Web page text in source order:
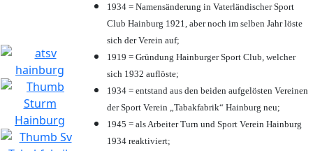
1934 = Namensänderung in Vaterländischer Sport
Club Hainburg 1921, aber noch im selben Jahr löste
sich der Verein auf;
1919 = Gründung Hainburger Sport Club, welcher
sich 1932 auflöste;
1934 = entstand aus den beiden aufgelösten Vereinen
der Sport Verein „Tabakfabrik“ Hainburg neu;
1945 = als Arbeiter Turn und Sport Verein Hainburg
1934 reaktiviert;